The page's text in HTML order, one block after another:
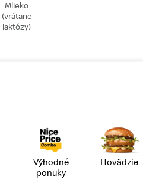
Mlieko
(vrátane
laktózy)
Výhodné
ponuky
Hovädzie